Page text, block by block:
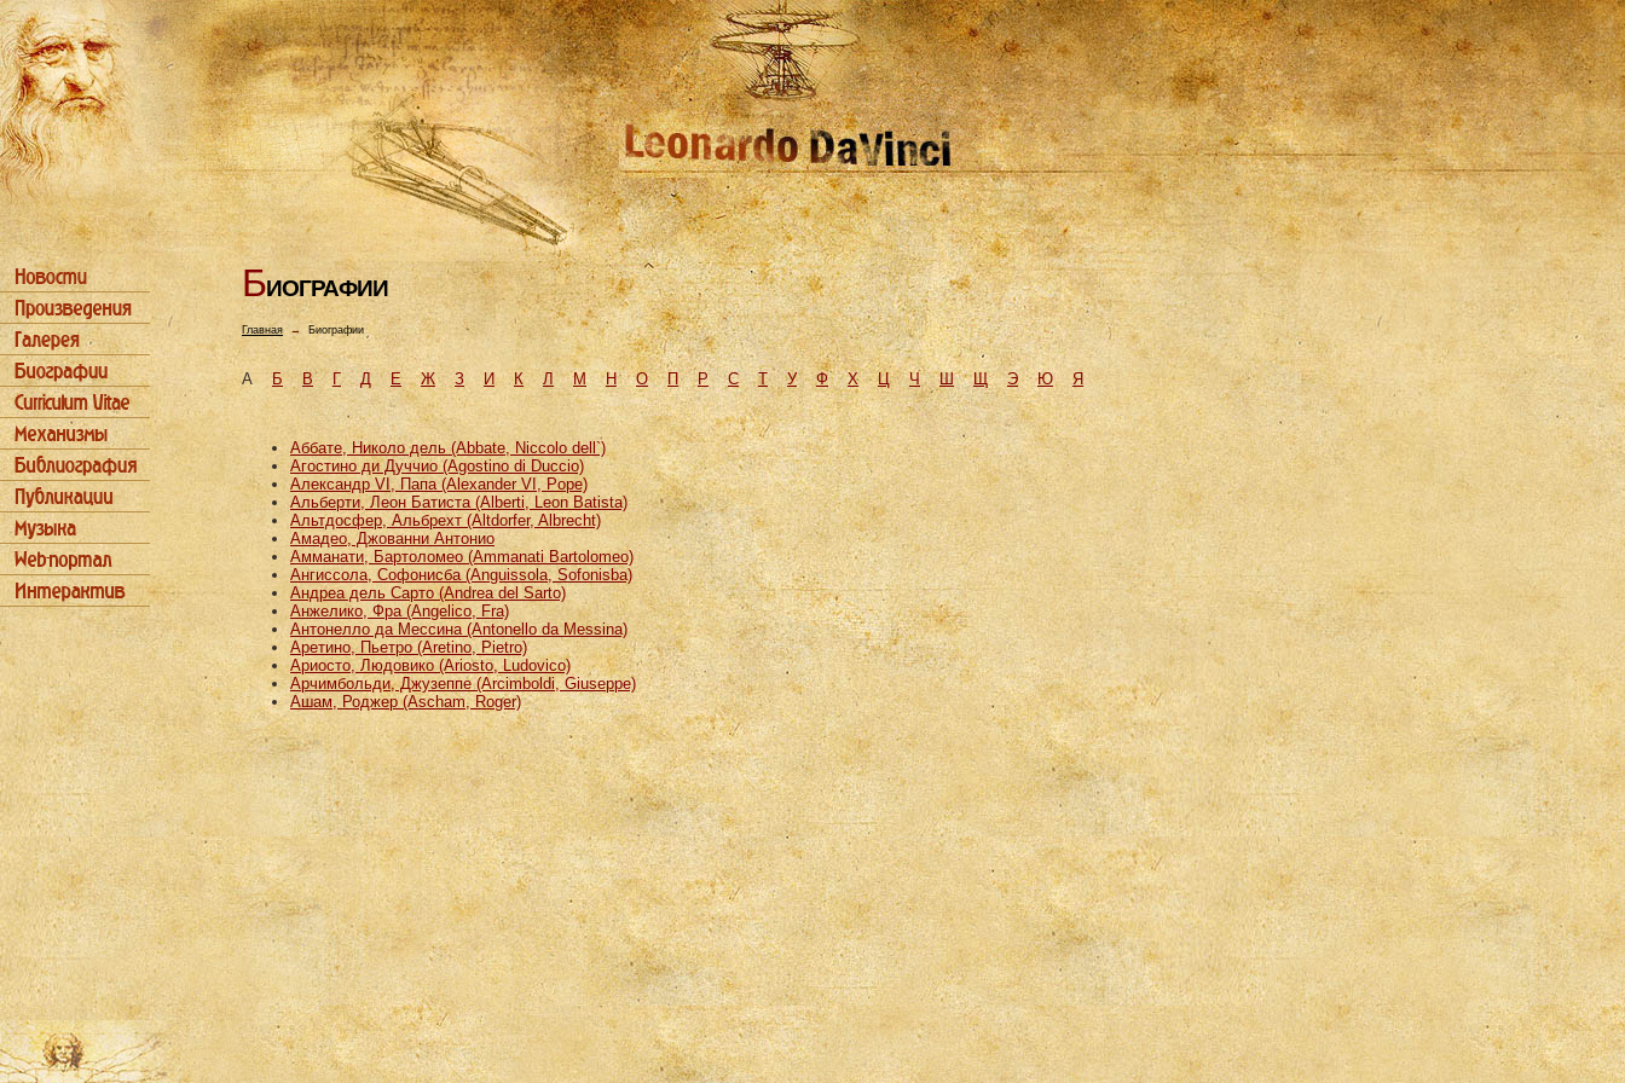
БИОГРАФИИ
Главная→ Биографии
АБ В Г Д Е Ж З И К Л М H О П Р С Т У Ф Х Ц Ч Ш Щ Э Ю Я
Аббате, Николо дель (Abbate, Niccolo dell`)
Агостино ди Дуччио (Agostino di Duccio)
Александр VI, Папа (Alexander VI, Pope)
Альберти, Леон Батиста (Alberti, Leon Batista)
Альтдосфер, Альбрехт (Altdorfer, Albrecht)
Амадео, Джованни Антонио
Амманати, Бартоломео (Ammanati Bartolomeo)
Ангиссола, Софонисба (Anguissola, Sofonisba)
Андреа дель Сарто (Andrea del Sarto)
Анжелико, Фра (Angelico, Fra)
Антонелло да Мессина (Antonello da Messina)
Аретино, Пьетро (Aretino, Pietro)
Ариосто, Людовико (Ariosto, Ludovico)
Арчимбольди, Джузеппе (Arcimboldi, Giuseppe)
Ашам, Роджер (Ascham, Roger)